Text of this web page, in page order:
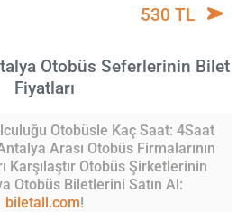
530 TL
Otobüs Seferlerinin Bilet
Fiyatları
Otobüsle Kaç Saat: 4Saat
Arası Otobüs Firmalarının
Karşılaştır Otobüs Şirketlerinin
Otobüs Biletlerini Satın Al:
biletall.com!